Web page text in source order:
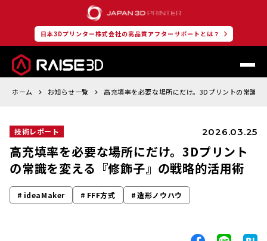
日本3Dプリンター株式会社の高品質アフターサポートとは？
ホーム お知らせ一覧 高充填率を必要な場所にだけ。3Dプリントの常識
技術レポート 2026.03.25
高充填率を必要な場所にだけ。3Dプリント
の常識を変える『修飾子』の戦略的活用術
ideaMaker FFF方式 造形ノウハウ